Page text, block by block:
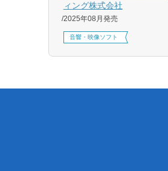
ィング株式会社
2025年08月発売
音響・映像ソフト